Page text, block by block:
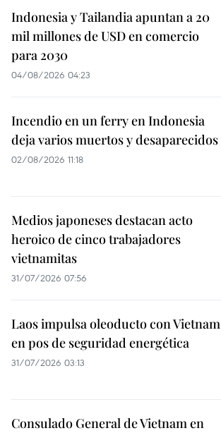
Indonesia y Tailandia apuntan a 20
mil millones de USD en comercio
para 2030
04/08/2026 04:23
Incendio en un ferry en Indonesia
deja varios muertos y desaparecidos
02/08/2026 11:18
Medios japoneses destacan acto
heroico de cinco trabajadores
vietnamitas
31/07/2026 07:56
Laos impulsa oleoducto con Vietnam
en pos de seguridad energética
31/07/2026 03:13
Consulado General de Vietnam en